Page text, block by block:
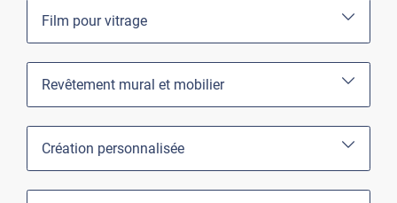
Film pour vitrage
Revêtement mural et mobilier
Création personnalisée